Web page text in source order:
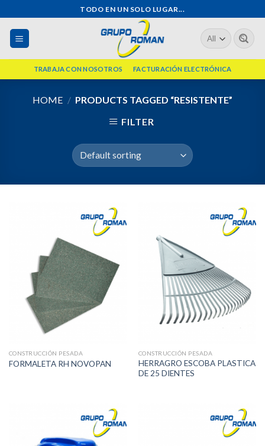
to
content
TODO EN UN SOLO LUGAR...
Search
for:
TRABAJA CON NOSOTROS FACTURACIÓN ELECTRÓNICA
HOME / PRODUCTS TAGGED “RESISTENTE”
FILTER
CONSTRUCCIÓN PESADA
FORMALETA RH NOVOPAN
CONSTRUCCIÓN PESADA
HERRAGRO ESCOBA PLASTICA
DE 25 DIENTES